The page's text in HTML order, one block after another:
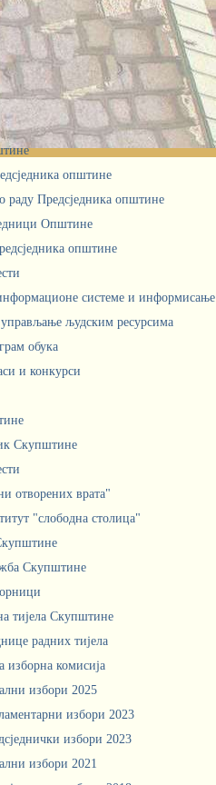
општине
раду Предсједника општине
Општине
oпштине
системе и информисање
људским ресурсима
обука
и конкурси
Скупштине
отворених врата"
"слободна столица"
Скупштине
тијела Скупштине
радних тијела
изборна комисија
избори 2025
избори 2023
избори 2023
избори 2021